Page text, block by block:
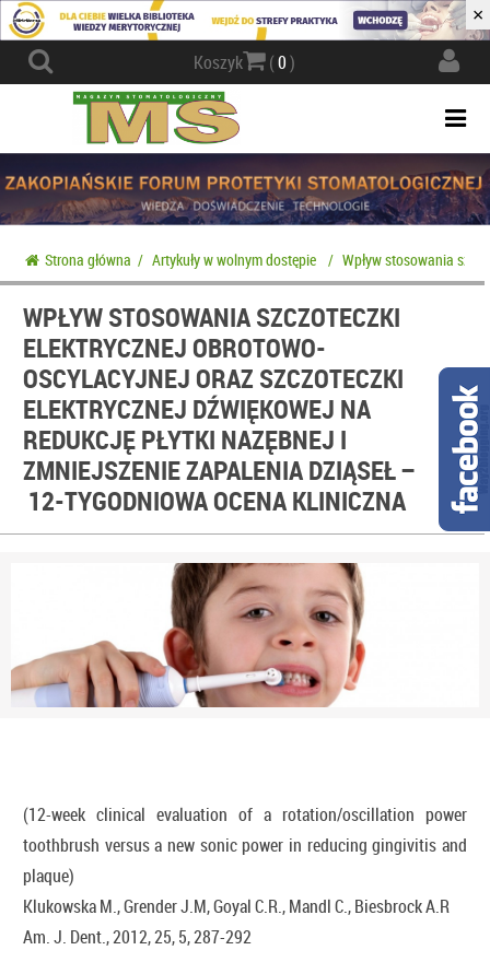
×
Koszyk (0)
Strona główna / Artykuły w wolnym dostępie / Wpływ stosowania
WPŁYW STOSOWANIA SZCZOTECZKI
ELEKTRYCZNEJ OBROTOWO-
OSCYLACYJNEJ ORAZ SZCZOTECZKI
ELEKTRYCZNEJ DŹWIĘKOWEJ NA
REDUKCJĘ PŁYTKI NAZĘBNEJ I
ZMNIEJSZENIE ZAPALENIA DZIĄSEŁ –
12-TYGODNIOWA OCENA KLINICZNA
(12-week clinical evaluation of a rotation/oscillation power
toothbrush versus a new sonic power in reducing gingivitis and
plaque)
Klukowska M., Grender J.M, Goyal C.R., Mandl C., Biesbrock A.R
Am. J. Dent., 2012, 25, 5, 287-292